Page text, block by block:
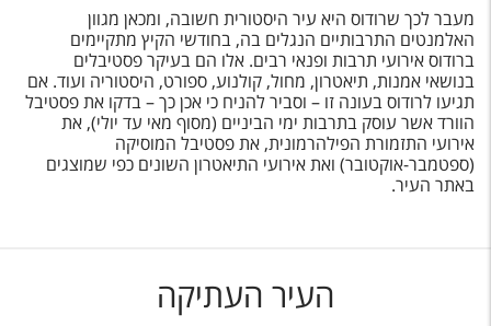
מעבר לכך שרודוס היא עיר היסטורית חשובה, ומכאן מגוון
האלמנטים התרבותיים הנגלים בה, בחודשי הקיץ מתקיימים
ברודוס אירועי תרבות ופנאי רבים. אלו הם בעיקר פסטיבלים
בנושאי אמנות, תיאטרון, מחול, קולנוע, ספורט, היסטוריה ועוד. אם
תגיעו לרודוס בעונה זו – וסביר להניח כי אכן כך – בדקו את פסטיבל
הוורד אשר עוסק בתרבות ימי הביניים (מסוף מאי עד יולי), את
אירועי התזמורת הפילהרמונית, את פסטיבל המוסיקה
(ספטמבר-אוקטובר) ואת אירועי התיאטרון השונים כפי שמוצגים
באתר העיר.
העיר העתיקה